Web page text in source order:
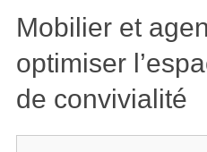
Mobilier et
optimiser
de convivialité